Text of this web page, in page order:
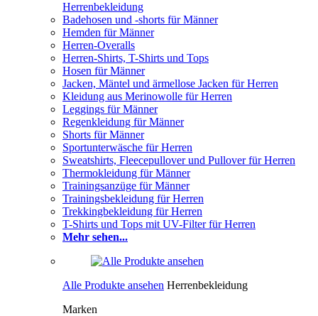
Herrenbekleidung
Badehosen und -shorts für Männer
Hemden für Männer
Herren-Overalls
Herren-Shirts, T-Shirts und Tops
Hosen für Männer
Jacken, Mäntel und ärmellose Jacken für Herren
Kleidung aus Merinowolle für Herren
Leggings für Männer
Regenkleidung für Männer
Shorts für Männer
Sportunterwäsche für Herren
Sweatshirts, Fleecepullover und Pullover für Herren
Thermokleidung für Männer
Trainingsanzüge für Männer
Trainingsbekleidung für Herren
Trekkingbekleidung für Herren
T-Shirts und Tops mit UV-Filter für Herren
Mehr sehen...
Alle Produkte ansehen Herrenbekleidung
Marken